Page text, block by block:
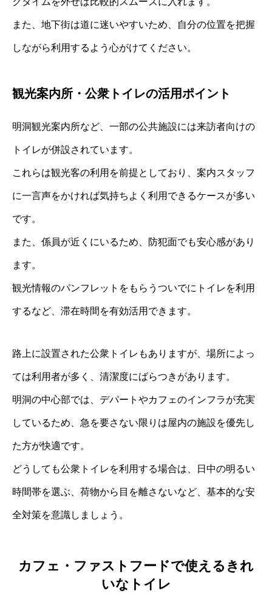
また、地下街は道に迷いやすいため、自分の位置を把握
しながら利用するよう心がけてください。
観光案内所・公衆トイレの活用ポイント
明洞観光案内所など、一部の公共施設には来訪者向けの
トイレが併設されています。
これらは観光客の利用を前提としており、案内スタッフ
に一言声をかければ気持ちよく利用できるケースが多い
です。
また、係員が近くにいるため、防犯面でも安心感があり
ます。
観光情報のパンフレットをもらうついでにトイレを利用
するなど、滞在時間を有効活用できます。
路上に設置された公衆トイレもありますが、場所によっ
ては利用者が多く、清潔度にばらつきがあります。
明洞の中心部では、デパートやカフェのインフラが充実
しているため、急を要さない限りは屋内の施設を優先し
た方が快適です。
どうしても公衆トイレを利用する場合は、日中の明るい
時間帯を選ぶ、荷物から目を離さないなど、基本的な安
全対策を意識しましょう。
カフェ・ファストフードで使えるきれ
いなトイレ